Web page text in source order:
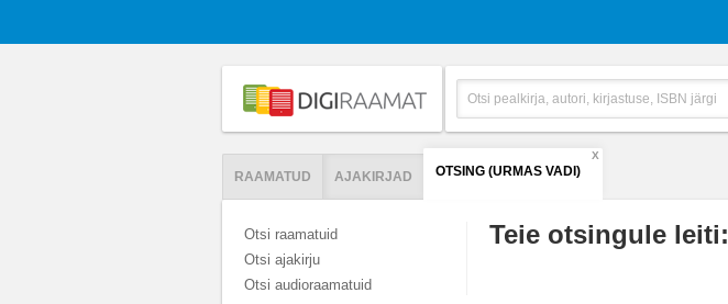
RAAMATUD AJAKIRJAD OTSING (URMAS VADI)
X
Otsi raamatuid
Otsi ajakirju
Otsi audioraamatuid
Teie otsingule leiti: